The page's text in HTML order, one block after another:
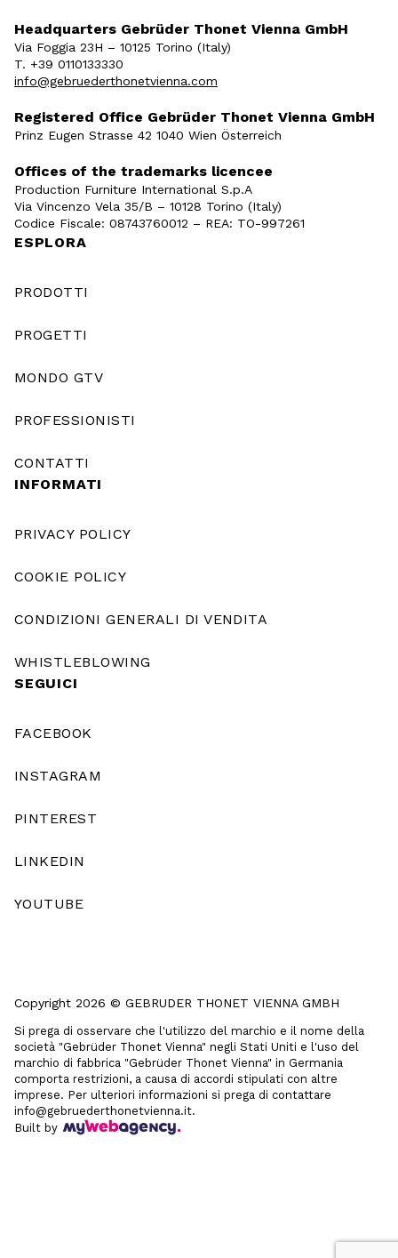
Headquarters Gebrüder Thonet Vienna GmbH
Via Foggia 23H – 10125 Torino (Italy)
T. +39 0110133330
info@gebruederthonetvienna.com
Registered Office Gebrüder Thonet Vienna GmbH
Prinz Eugen Strasse 42 1040 Wien Österreich
Offices of the trademarks licencee
Production Furniture International S.p.A
Via Vincenzo Vela 35/B – 10128 Torino (Italy)
Codice Fiscale: 08743760012 – REA: TO-997261
ESPLORA
PRODOTTI
PROGETTI
MONDO GTV
PROFESSIONISTI
CONTATTI
INFORMATI
PRIVACY POLICY
COOKIE POLICY
CONDIZIONI GENERALI DI VENDITA
WHISTLEBLOWING
SEGUICI
FACEBOOK
INSTAGRAM
PINTEREST
LINKEDIN
YOUTUBE
Copyright 2026 © GEBRUDER THONET VIENNA GMBH
Si prega di osservare che l'utilizzo del marchio e il nome della
società "Gebrüder Thonet Vienna" negli Stati Uniti e l'uso del
marchio di fabbrica "Gebrüder Thonet Vienna" in Germania
comporta restrizioni, a causa di accordi stipulati con altre
imprese. Per ulteriori informazioni si prega di contattare
info@gebruederthonetvienna.it.
Built by